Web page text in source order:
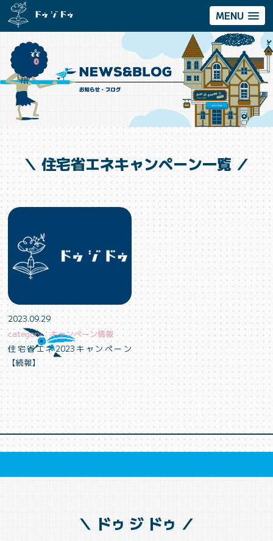
MENU
＼ 住宅省エネキャンペーン一覧 ／
2023.09.29
category：キャンペーン情報
住宅省エネ2023キャンペーン
【続報】
＼ ドゥ ジ ドゥ ／